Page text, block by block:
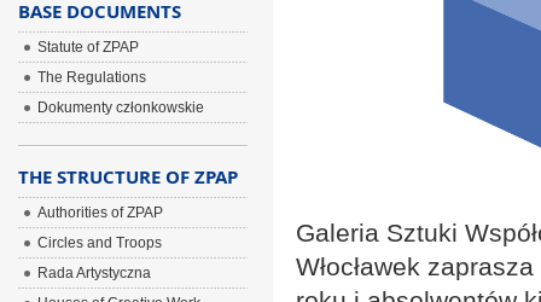
Galeria Sztuki
Włocławek
BASE DOCUMENTS
Statute of ZPAP
The Regulations
Dokumenty członkowskie
THE STRUCTURE OF ZPAP
Authorities of ZPAP
Circles and Troops
Rada Artystyczna